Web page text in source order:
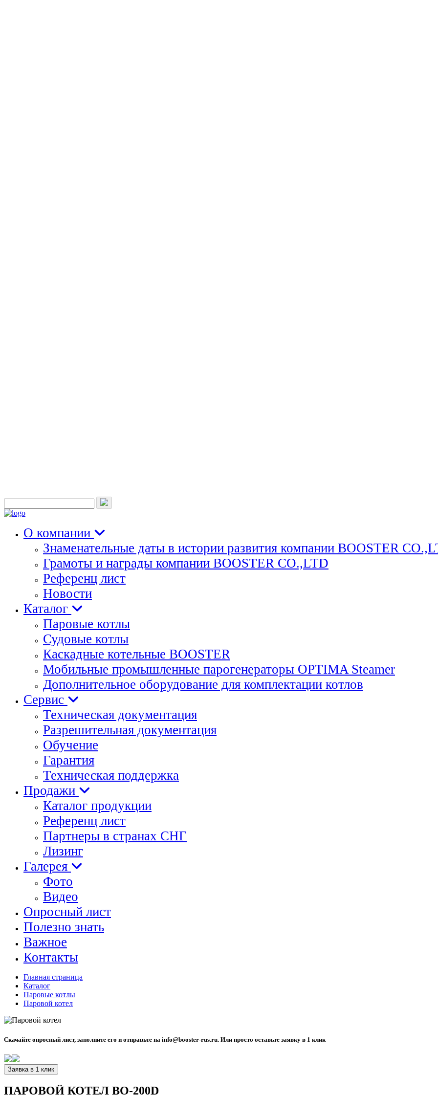
Запрос
для
поиска:
О компании
Знаменательные даты в истории развития компании BOOSTER
Грамоты и награды компании BOOSTER CO.,LTD
Референц лист
Новости
Каталог
Паровые котлы
Судовые котлы
Каскадные котельные BOOSTER
Мобильные промышленные парогенераторы OPTIMA Steamer
Дополнительное оборудование для комплектации котлов
Сервис
Техническая документация
Разрешительная документация
Обучение
Гарантия
Техническая поддержка
Продажи
Каталог продукции
Референц лист
Партнеры в странах СНГ
Лизинг
Галерея
Фото
Видео
Опросный лист
Полезно знать
Важное
Контакты
Главная страница
Каталог
Паровые котлы
Паровой котел
Скачайте опросный лист, заполните его и отправьте на info@booster-rus.ru. Или просто оставьте заявку в 1 клик
Заявка в 1 клик
ПАРОВОЙ КОТЕЛ BO-200D